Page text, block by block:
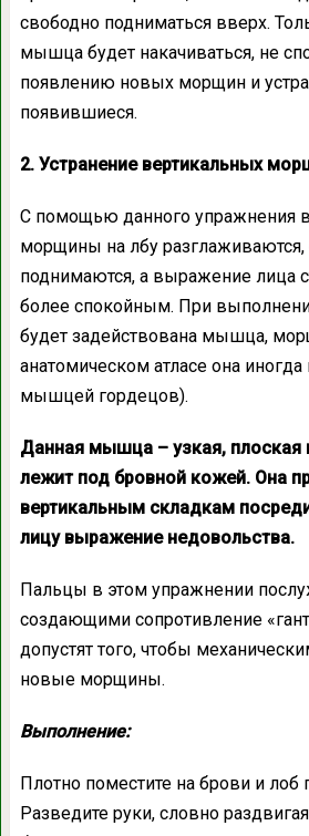
свободно подниматься вверх.
мышца будет накачиваться, не
появлению новых морщин и
появившиеся.
2. Устранение вертикальных
С помощью данного упражнения
морщины на лбу разглаживаются,
поднимаются, а выражение лица
более спокойным. При
будет задействована мышца,
анатомическом атласе она иногда
мышцей гордецов).
Данная мышца – узкая, плоская
лежит под бровной кожей. Она
вертикальным складкам
лицу выражение недовольства.
Пальцы в этом упражнении
создающими сопротивление
допустят того, чтобы
новые морщины.
Выполнение:
Плотно поместите на брови и лоб
Разведите руки, словно